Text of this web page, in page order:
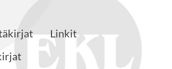
Linkit